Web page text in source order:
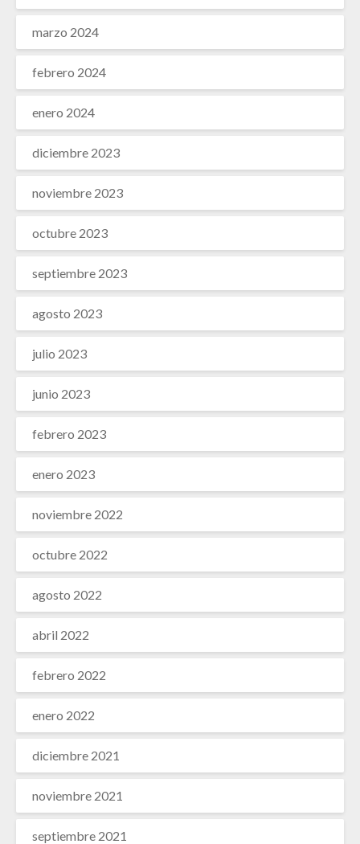
marzo 2024
febrero 2024
enero 2024
diciembre 2023
noviembre 2023
octubre 2023
septiembre 2023
agosto 2023
julio 2023
junio 2023
febrero 2023
enero 2023
noviembre 2022
octubre 2022
agosto 2022
abril 2022
febrero 2022
enero 2022
diciembre 2021
noviembre 2021
septiembre 2021